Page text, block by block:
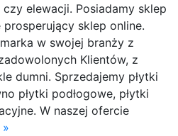
czy elewacji. Posiadamy sklep
sklep online.
w swojej branży z
Klientów, z
dumni. Sprzedajemy płytki
płytki podłogowe, płytki
W naszej ofercie